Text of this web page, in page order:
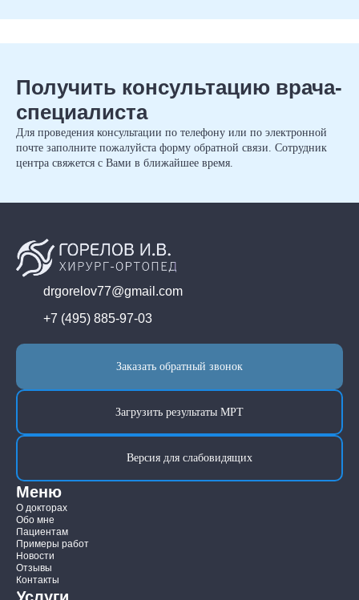
Получить консультацию врача-
специалиста
Для проведения консультации по телефону или по электронной
почте заполните пожалуйста форму обратной связи. Сотрудник
центра свяжется с Вами в ближайшее время.
drgorelov77@gmail.com
+7 (495) 885-97-03
Меню
О докторах
Обо мне
Пациентам
Примеры работ
Новости
Отзывы
Контакты
Заказать обратный звонок
Загрузить результаты МРТ
Версия для слабовидящих